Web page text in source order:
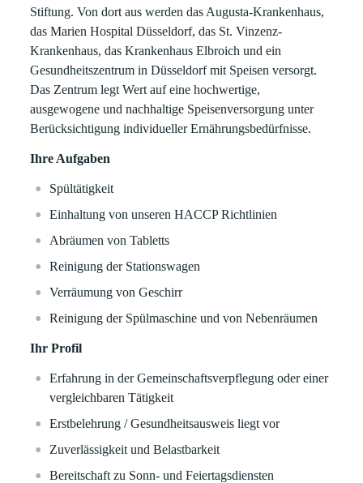
Stiftung. Von dort aus werden das Augusta-Krankenhaus,
das Marien Hospital Düsseldorf, das St. Vinzenz-
Krankenhaus, das Krankenhaus Elbroich und ein
Gesundheitszentrum in Düsseldorf mit Speisen versorgt.
Das Zentrum legt Wert auf eine hochwertige,
ausgewogene und nachhaltige Speisenversorgung unter
Berücksichtigung individueller Ernährungsbedürfnisse.
Ihre Aufgaben
Spültätigkeit
Einhaltung von unseren HACCP Richtlinien
Abräumen von Tabletts
Reinigung der Stationswagen
Verräumung von Geschirr
Reinigung der Spülmaschine und von Nebenräumen
Ihr Profil
Erfahrung in der Gemeinschaftsverpflegung oder einer
vergleichbaren Tätigkeit
Erstbelehrung / Gesundheitsausweis liegt vor
Zuverlässigkeit und Belastbarkeit
Bereitschaft zu Sonn- und Feiertagsdiensten